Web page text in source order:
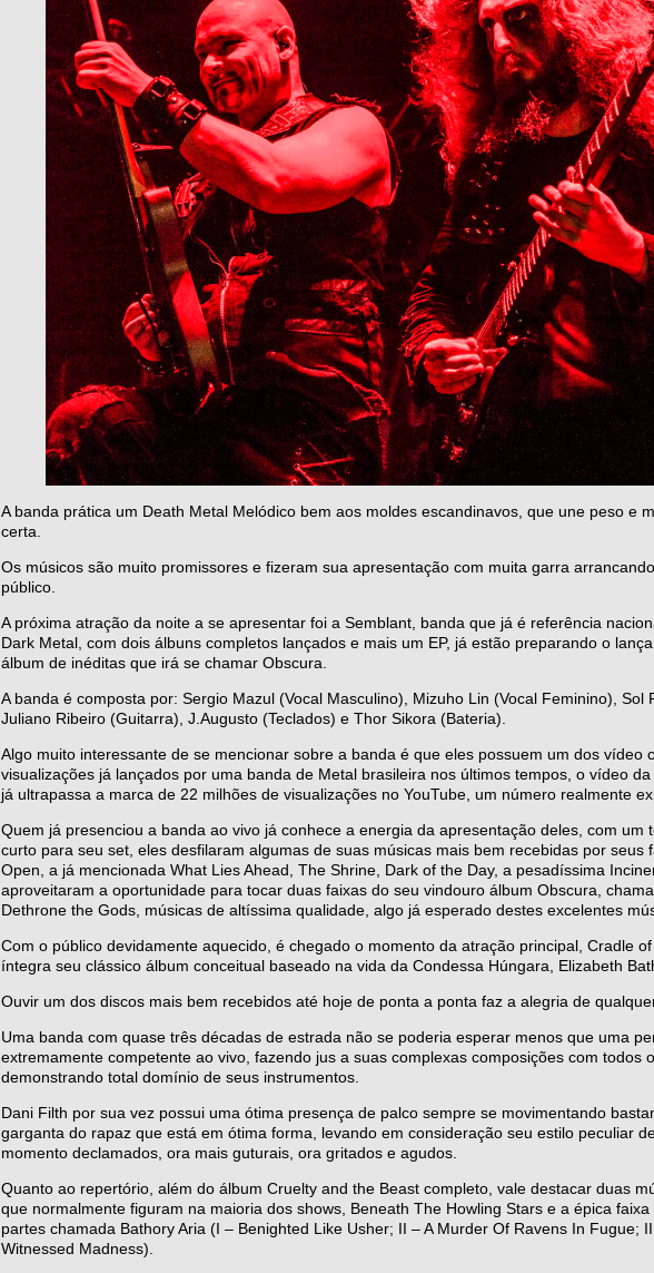
A banda prática um Death Metal Melódico bem aos moldes escandinavos, que une peso e
certa.
Os músicos são muito promissores e fizeram sua apresentação com muita garra
público.
A próxima atração da noite a se apresentar foi a Semblant, banda que já é referência
Dark Metal, com dois álbuns completos lançados e mais um EP, já estão preparando o
álbum de inéditas que irá se chamar Obscura.
A banda é composta por: Sergio Mazul (Vocal Masculino), Mizuho Lin (Vocal Feminino), Sol
Juliano Ribeiro (Guitarra), J.Augusto (Teclados) e Thor Sikora (Bateria).
Algo muito interessante de se mencionar sobre a banda é que eles possuem um dos vídeo
visualizações já lançados por uma banda de Metal brasileira nos últimos tempos, o vídeo
já ultrapassa a marca de 22 milhões de visualizações no YouTube, um número realmente
Quem já presenciou a banda ao vivo já conhece a energia da apresentação deles, com um
curto para seu set, eles desfilaram algumas de suas músicas mais bem recebidas por seus
Open, a já mencionada What Lies Ahead, The Shrine, Dark of the Day, a pesadíssima
aproveitaram a oportunidade para tocar duas faixas do seu vindouro álbum Obscura,
Dethrone the Gods, músicas de altíssima qualidade, algo já esperado destes excelentes
Com o público devidamente aquecido, é chegado o momento da atração principal, Cradle
íntegra seu clássico álbum conceitual baseado na vida da Condessa Húngara, Elizabeth
Ouvir um dos discos mais bem recebidos até hoje de ponta a ponta faz a alegria de
Uma banda com quase três décadas de estrada não se poderia esperar menos que uma
extremamente competente ao vivo, fazendo jus a suas complexas composições com todos
demonstrando total domínio de seus instrumentos.
Dani Filth por sua vez possui uma ótima presença de palco sempre se movimentando
garganta do rapaz que está em ótima forma, levando em consideração seu estilo peculiar
momento declamados, ora mais guturais, ora gritados e agudos.
Quanto ao repertório, além do álbum Cruelty and the Beast completo, vale destacar duas
que normalmente figuram na maioria dos shows, Beneath The Howling Stars e a épica
partes chamada Bathory Aria (I – Benighted Like Usher; II – A Murder Of Ravens In Fugue;
Witnessed Madness).